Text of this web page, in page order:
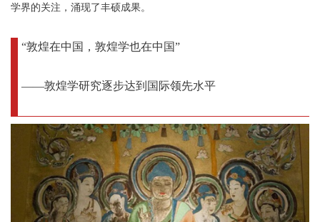
学界的关注，涌现了丰硕成果。
“敦煌在中国，敦煌学也在中国”
——敦煌学研究逐步达到国际领先水平